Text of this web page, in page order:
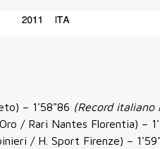
– 1'58"86 (Record italiano
/ Rari Nantes Florentia) –
/ H. Sport Firenze) –